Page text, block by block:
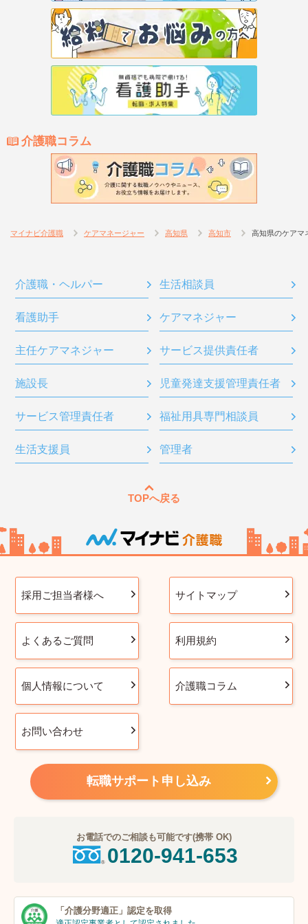
介護職コラム
マイナビ介護職 ケアマネージャー 高知県 高知市 高知県のケアマ
介護職・ヘルパー 生活相談員
看護助手 ケアマネジャー
主任ケアマネジャー サービス提供責任者
施設長 児童発達支援管理責任者
サービス管理責任者 福祉用具専門相談員
生活支援員 管理者
TOPへ戻る
採用ご担当者様へ サイトマップ
よくあるご質問 利用規約
個人情報について 介護職コラム
お問い合わせ
転職サポート申し込み
お電話でのご相談も可能です(携帯 OK)
0120-941-653
「介護分野適正」 認定を取得